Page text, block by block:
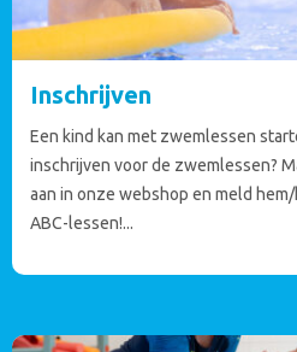
Inschrijven
Een kind kan met zwemlessen
inschrijven voor de zwemlessen?
aan in onze webshop en meld
ABC-lessen!...